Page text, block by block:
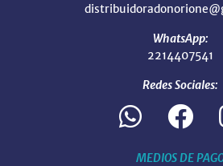
WhatsApp:
2214407541
Redes Sociales:
MEDIOS DE